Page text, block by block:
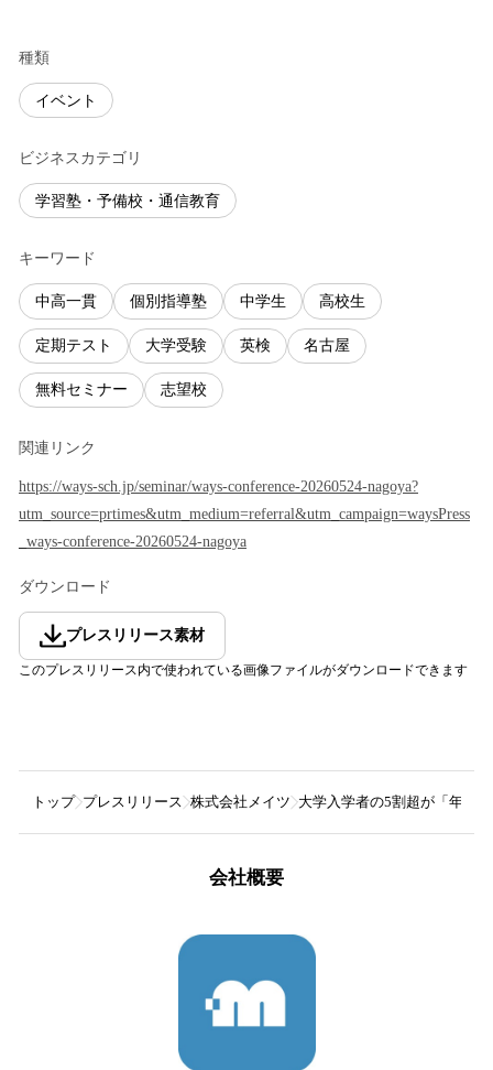
種類
イベント
ビジネスカテゴリ
学習塾・予備校・通信教育
キーワード
中高一貫 個別指導塾 中学生 高校生
定期テスト 大学受験 英検 名古屋
無料セミナー 志望校
関連リンク
https://ways-sch.jp/seminar/ways-conference-20260524-nagoya?
utm_source=prtimes&utm_medium=referral&utm_campaign=waysPress
_ways-conference-20260524-nagoya
ダウンロード
プレスリリース素材
このプレスリリース内で使われている画像ファイルがダウンロードできます
トップ プレスリリース 株式会社メイツ 大学入学者の5割超が「年内
会社概要